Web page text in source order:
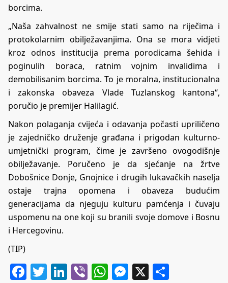
borcima.
„Naša zahvalnost ne smije stati samo na riječima i
protokolarnim obilježavanjima. Ona se mora vidjeti
kroz odnos institucija prema porodicama šehida i
poginulih boraca, ratnim vojnim invalidima i
demobilisanim borcima. To je moralna, institucionalna
i zakonska obaveza Vlade Tuzlanskog kantona“,
poručio je premijer Halilagić.
Nakon polaganja cvijeća i odavanja počasti upriličeno
je zajedničko druženje građana i prigodan kulturno-
umjetnički program, čime je završeno ovogodišnje
obilježavanje. Poručeno je da sjećanje na žrtve
Dobošnice Donje, Gnojnice i drugih lukavačkih naselja
ostaje trajna opomena i obaveza budućim
generacijama da njeguju kulturu pamćenja i čuvaju
uspomenu na one koji su branili svoje domove i Bosnu
i Hercegovinu.
(TIP)
Facebook
Twitter
LinkedIn
ViberWhatsApp
Messenger
X